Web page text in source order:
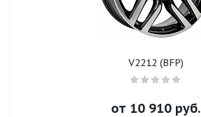
V2212 (BFP)
от 10 910 руб.